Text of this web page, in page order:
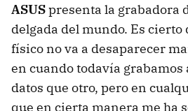
ASUSpresenta la grabadora
delgada del mundo. Es cierto
físico no va a desaparecer
en cuando todavía grabamos
datos que otro, pero en
que en cierta manera me ha